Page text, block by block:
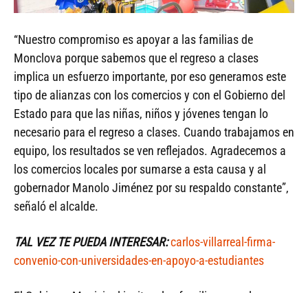
“Nuestro compromiso es apoyar a las familias de
Monclova porque sabemos que el regreso a clases
implica un esfuerzo importante, por eso generamos este
tipo de alianzas con los comercios y con el Gobierno del
Estado para que las niñas, niños y jóvenes tengan lo
necesario para el regreso a clases. Cuando trabajamos en
equipo, los resultados se ven reflejados. Agradecemos a
los comercios locales por sumarse a esta causa y al
gobernador Manolo Jiménez por su respaldo constante”,
señaló el alcalde.
TAL VEZ TE PUEDA INTERESAR:carlos-villarreal-firma-
convenio-con-universidades-en-apoyo-a-estudiantes